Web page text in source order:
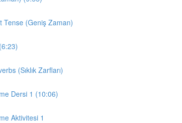
Tense (Geniş Zaman)
(Sıklık Zarfları)
Dersi 1 (10:06)
Aktivitesi 1